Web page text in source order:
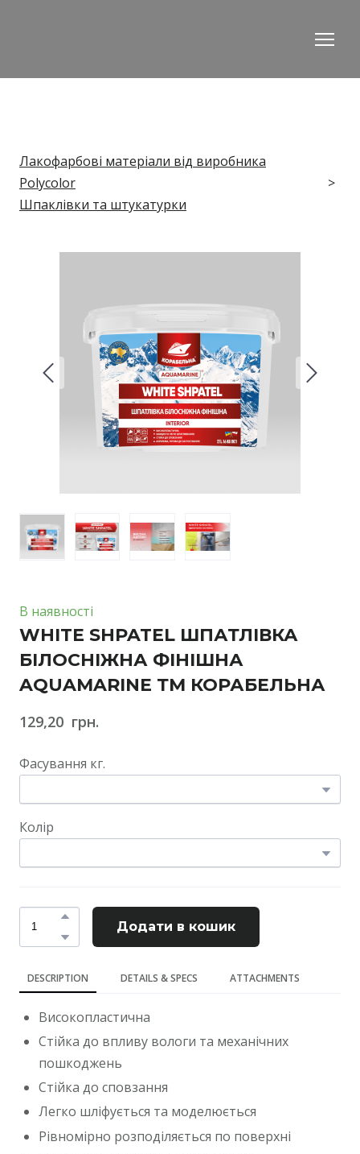
Лакофарбові матеріали від виробника
Polycolor
Шпаклівки та штукатурки
В наявності
WHITE SHPATEL ШПАТЛІВКА
БІЛОСНІЖНА ФІНІШНА
AQUAMARINE ТМ КОРАБЕЛЬНА
129,20  грн.
Фасування кг.
Колір
Додати в кошик
DESCRIPTION DETAILS & SPECS ATTACHMENTS
Високопластична
Стійка до впливу вологи та механічних
пошкоджень
Стійка до сповзання
Легко шліфується та моделюється
Рівномірно розподіляється по поверхні